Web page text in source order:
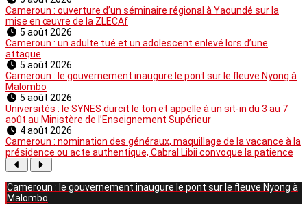
Cameroun : ouverture d’un séminaire régional à Yaoundé sur la
mise en œuvre de la ZLECAf
5 août 2026
Cameroun : un adulte tué et un adolescent enlevé lors d’une
attaque
5 août 2026
Cameroun : le gouvernement inaugure le pont sur le fleuve Nyong à
Malombo
5 août 2026
Universités : le SYNES durcit le ton et appelle à un sit-in du 3 au 7
août au Ministère de l’Enseignement Supérieur
4 août 2026
Cameroun : nomination des généraux, maquillage de la vacance à la
présidence ou acte authentique, Cabral Libii convoque la patience
Cameroun : le gouvernement inaugure le pont sur le fleuve Nyong à
Malombo